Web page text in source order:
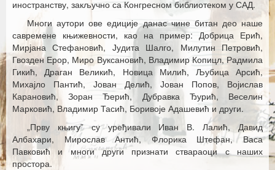
иностранству, закључно са Конгресном библиотеком у САД.
Многи аутори ове едиције данас чине битан део наше
савремене књижевности, као на пример: Добрица Ерић,
Мирјана Стефановић, Јудита Шалго, Милутин Петровић,
Гвозден Ерор, Миро Вуксановић, Владимир Копицл, Радмила
Гикић, Драган Великић, Новица Милић, Љубица Арсић,
Михајло Пантић, Јован Делић, Јован Попов, Војислав
Карановић, Зоран Ђерић, Дубравка Ђурић, Веселин
Марковић, Владимир Тасић, Боривоје Адашевић и други.
„Прву књигу” су уређивали Иван В. Лалић, Давид
Албахари, Мирослав Антић, Флорика Штефан, Васа
Павковић и многи други признати ствараоци с наших
простора.